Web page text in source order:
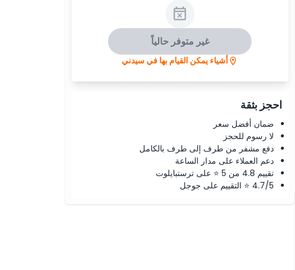
غير متوفر حالياً
أشياء يمكن القيام بها في سيدني
احجز بثقة
ضمان أفضل سعر
لا رسوم للحجز
دفع مشفر من طرف إلى طرف بالكامل
دعم العملاء على مدار الساعة
تقييم 4.8 من 5 ⭐ على ترستبايلوت
4.7/5 ⭐ التقييم على جوجل